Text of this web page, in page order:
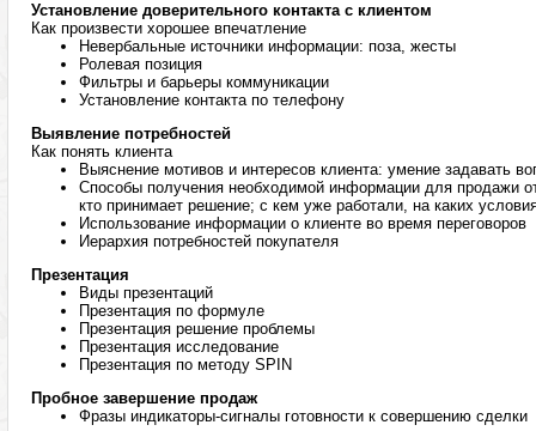
Установление доверительного контакта с клиентом
Как произвести хорошее впечатление
Невербальные источники информации: поза, жесты
Ролевая позиция
Фильтры и барьеры коммуникации
Установление контакта по телефону
Выявление потребностей
Как понять клиента
Выяснение мотивов и интересов клиента: умение задавать
Способы получения необходимой информации для продажи
кто принимает решение; с кем уже работали, на каких
Использование информации о клиенте во время переговоров
Иерархия потребностей покупателя
Презентация
Виды презентаций
Презентация по формуле
Презентация решение проблемы
Презентация исследование
Презентация по методу SPIN
Пробное завершение продаж
Фразы индикаторы-сигналы готовности к совершению сделки